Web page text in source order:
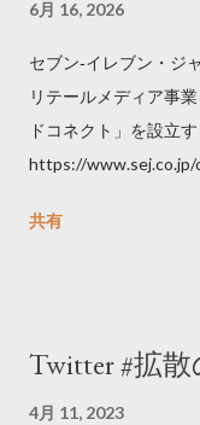
6月 16, 2026
セブン‐イレブン・ジ
リテールメディア事
ドコネクト」を設立す
https://www.sej.co.jp/
共有
Twitter #拡
4月 11, 2023